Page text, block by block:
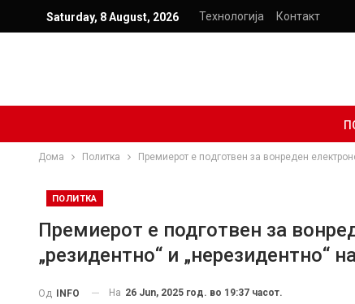
Saturday, 8 August, 2026 Технологија Контакт
Дома Политка Премиерот е подготвен за вонреден
ПОЛИТКА
Премиерот е подготвен за
„резидентно“ и „нерезидентно“
Од INFO На 26 Jun, 2025 год. во 19:37 часот.